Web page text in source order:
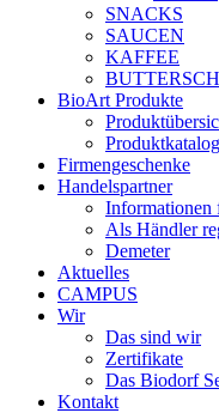
SNACKS
SAUCEN
KAFFEE
BioArt Produkte
Produktkatalog
Firmengeschenke
Handelspartner
Informationen
Als Händler
Demeter
Aktuelles
CAMPUS
Wir
Das sind wir
Zertifikate
Das Biodorf
Kontakt